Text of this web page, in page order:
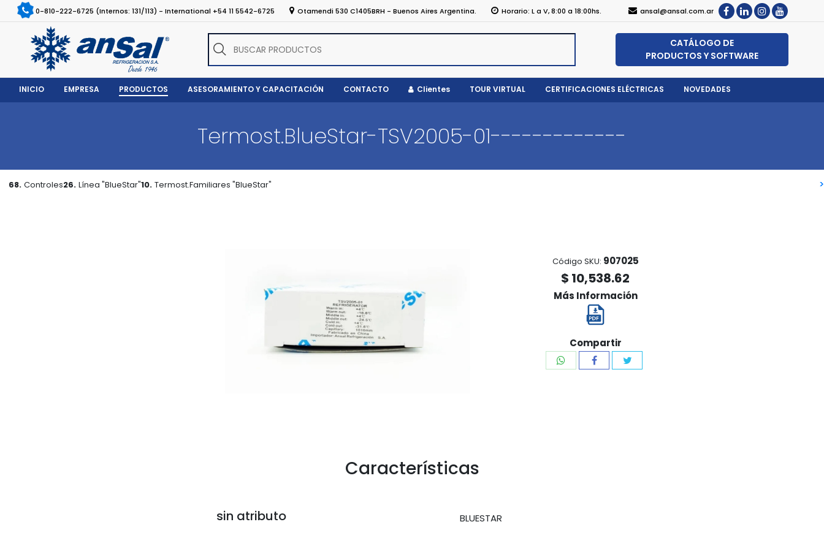
0-810-222-6725 (Internos: 131/113) - International +54 11 5542-6725 Otamendi 530 C1405BRH - Buenos Aires Argentina. Horario: L a V, 8:00 a 18:00hs. ansal@ansal.com.ar
CATÁLOGO DE
PRODUCTOS Y SOFTWARE
INICIO EMPRESA PRODUCTOS ASESORAMIENTO Y CAPACITACIÓN CONTACTO Clientes TOUR VIRTUAL CERTIFICACIONES ELÉCTRICAS NOVEDADES
Termost.BlueStar-TSV2005-01-------------
68. Controles >
26. Línea "BlueStar" >
10. Termost.Familiares "BlueStar"
Código SKU: 907025
$ 10,538.62
Más Información
Compartir
Características
sin atributo BLUESTAR